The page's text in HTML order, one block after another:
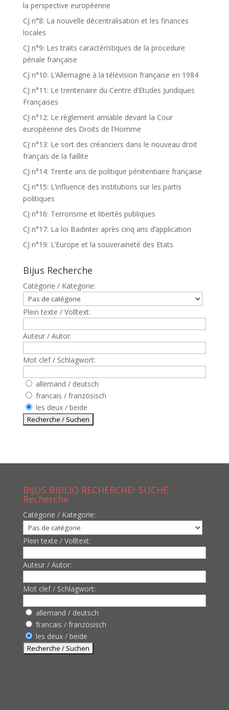
la perspective européenne
CJ n°8: La nouvelle décentralisation et les finances
locales
CJ n°9: Les traits caractéristiques de la procedure
pénale française
CJ n°10: L’Allemagne à la télévision française en 1984
CJ n°11: Le trentenaire du Centre d’Etudes Juridiques
Françaises
CJ n°12: Le règlement amiable devant la Cour
européenne des Droits de l’Homme
CJ n°13: Le sort des créanciers dans le nouveau droit
français de la faillite
CJ n°14: Trente ans de politique pénitentiaire française
CJ n°15: L’influence des institutions sur les partis
politiques
CJ n°16: Terrorisme et libertés publiques
CJ n°17: La loi Badinter après cinq ans d’application
CJ n°19: L’Europe et la souveraineté des Etats
Bijus Recherche
Catègorie / Kategorie:
Plein texte / Volltext:
Auteur / Autor:
Mot clef / Schlagwort:
allemand / deutsch
francais / französisch
les deux / beide
BIJUS BIBLIO RECHERCHE/ SUCHE
Recherche
Catègorie / Kategorie:
Plein texte / Volltext:
Auteur / Autor:
Mot clef / Schlagwort:
allemand / deutsch
francais / französisch
les deux / beide